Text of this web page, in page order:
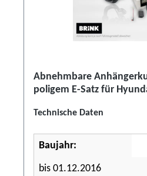
Abnehmbare
poligem E-Satz für
Technische Daten
Baujahr:
bis 01.12.2016